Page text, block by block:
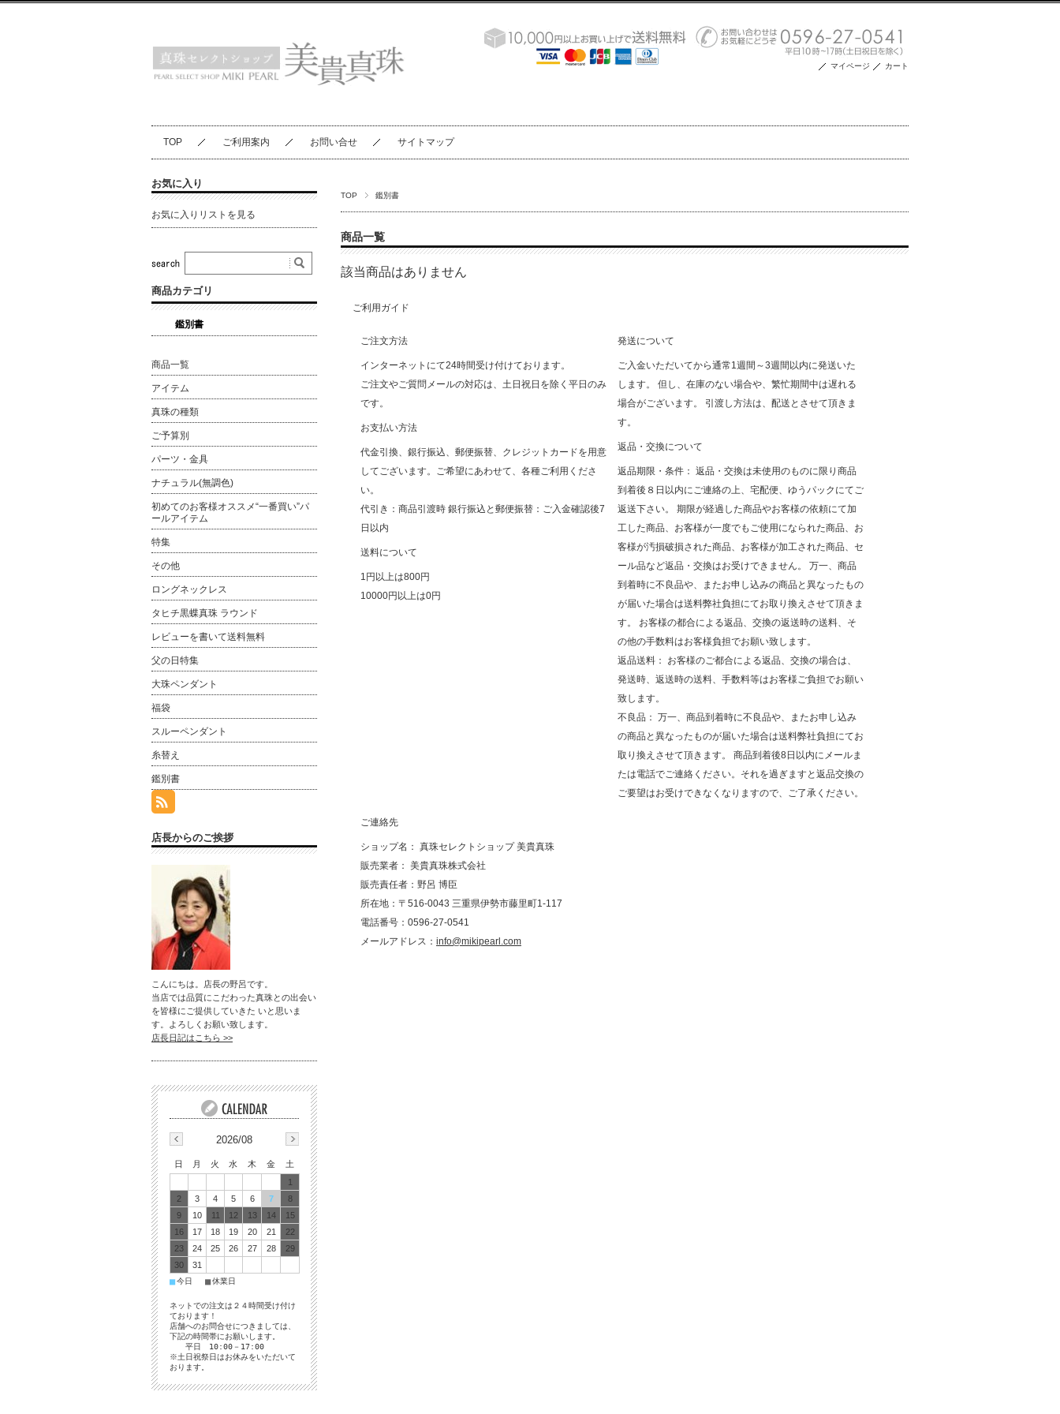
マイページ カート
TOP ご利用案内 お問い合せ サイトマップ
TOP 鑑別書
商品一覧
該当商品はありません
ご利用ガイド
ご注文方法
インターネットにて24時間受け付けております。
ご注文やご質問メールの対応は、土日祝日を除く平日のみ
です。
お支払い方法
代金引換、銀行振込、郵便振替、クレジットカードを用意
してございます。ご希望にあわせて、各種ご利用くださ
い。
代引き：商品引渡時 銀行振込と郵便振替：ご入金確認後7
日以内
送料について
1円以上は800円
10000円以上は0円
発送について
ご入金いただいてから通常1週間～3週間以内に発送いた
します。 但し、在庫のない場合や、繁忙期間中は遅れる
場合がございます。 引渡し方法は、配送とさせて頂きま
す。
返品・交換について
返品期限・条件： 返品・交換は未使用のものに限り商品
到着後８日以内にご連絡の上、宅配便、ゆうパックにてご
返送下さい。 期限が経過した商品やお客様の依頼にて加
工した商品、お客様が一度でもご使用になられた商品、お
客様が汚損破損された商品、お客様が加工された商品、セ
ール品など返品・交換はお受けできません。 万一、商品
到着時に不良品や、またお申し込みの商品と異なったもの
が届いた場合は送料弊社負担にてお取り換えさせて頂きま
す。 お客様の都合による返品、交換の返送時の送料、そ
の他の手数料はお客様負担でお願い致します。
返品送料： お客様のご都合による返品、交換の場合は、
発送時、返送時の送料、手数料等はお客様ご負担でお願い
致します。
不良品： 万一、商品到着時に不良品や、またお申し込み
の商品と異なったものが届いた場合は送料弊社負担にてお
取り換えさせて頂きます。 商品到着後8日以内にメールま
たは電話でご連絡ください。それを過ぎますと返品交換の
ご要望はお受けできなくなりますので、ご了承ください。
ご連絡先
ショップ名： 真珠セレクトショップ 美貴真珠
販売業者： 美貴真珠株式会社
販売責任者：野呂 博臣
所在地：〒516-0043 三重県伊勢市藤里町1-117
電話番号：0596-27-0541
メールアドレス： info@mikipearl.com
お気に入り
お気に入りリストを見る
商品カテゴリ
鑑別書
商品一覧
アイテム
真珠の種類
ご予算別
パーツ・金具
ナチュラル(無調色)
初めてのお客様オススメ“一番買い”パ
ールアイテム
特集
その他
ロングネックレス
タヒチ黒蝶真珠 ラウンド
レビューを書いて送料無料
父の日特集
大珠ペンダント
福袋
スルーペンダント
糸替え
鑑別書
店長からのご挨拶
こんにちは。店長の野呂です。
当店では品質にこだわった真珠との出会い
を皆様にご提供していきた いと思いま
す。よろしくお願い致します。
店長日記はこちら >>
2026/08
日 月 火 水 木 金
土
1
2
3 4 5 6 7
8
9
10 11 12 13 14
15
16
17 18 19 20 21
22
23
24 25 26 27 28
29
30
31
■今日 ■休業日
ネットでの注文は２４時間受け付け
ております！
店舗へのお問合せにつきましては、
下記の時間帯にお願いします。
平日 10:00－17:00
※土日祝祭日はお休みをいただいて
おります。